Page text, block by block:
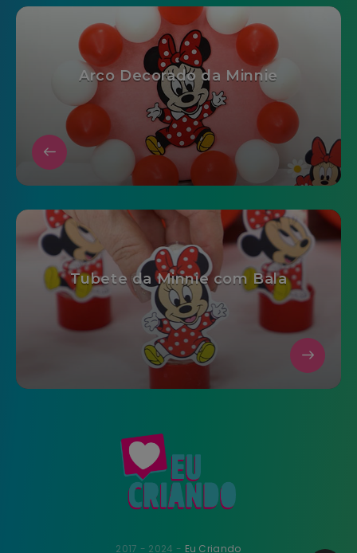
Arco Decorado da Minnie
Tubete da Minnie com Bala
2017 - 2024 - Eu Criando